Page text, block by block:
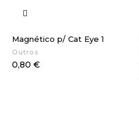
Magnético p/ Cat Eye 1
Outros
Preço
0,80 €